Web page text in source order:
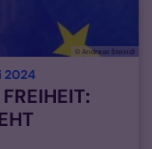
© Andreas Steindl
2024: